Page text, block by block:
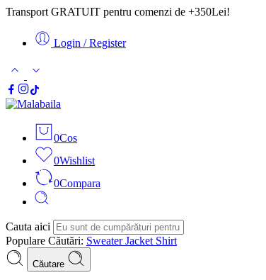
Transport GRATUIT pentru comenzi de +350Lei!
Login / Register
0Cos
0Wishlist
0Compara
Cauta aici
Populare Căutări: SweaterJacket Shirt
Căutare